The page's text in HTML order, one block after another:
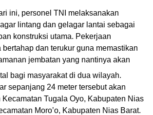
ini, personel TNI melaksanakan
lintang dan gelagar lantai sebagai
konstruksi utama. Pekerjaan
dan terukur guna memastikan
jembatan yang nantinya akan
bagi masyarakat di dua wilayah.
sepanjang 24 meter tersebut akan
Tugala Oyo, Kabupaten Nias
Moro’o, Kabupaten Nias Barat.